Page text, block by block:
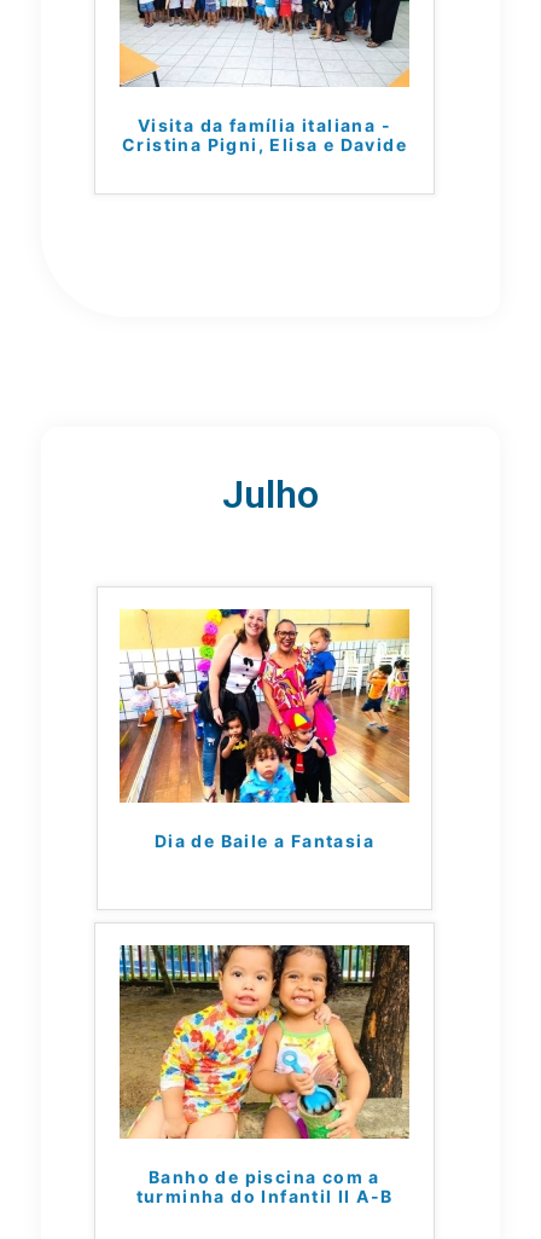
Visita da família italiana -
Cristina Pigni, Elisa e Davide
Julho
Dia de Baile a Fantasia
Banho de piscina com a
turminha do Infantil II A-B